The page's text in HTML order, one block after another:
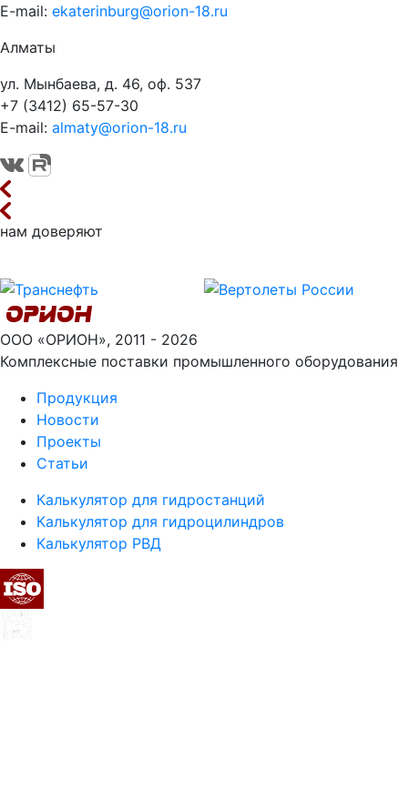
E-mail: ekaterinburg@orion-18.ru
Алматы
ул. Мынбаева, д. 46, оф. 537
+7 (3412) 65-57-30
E-mail: almaty@orion-18.ru
нам доверяют
ООО «ОРИОН», 2011 - 2026
Комплексные поставки промышленного оборудования
Продукция
Новости
Проекты
Статьи
Калькулятор для гидростанций
Калькулятор для гидроцилиндров
Калькулятор РВД